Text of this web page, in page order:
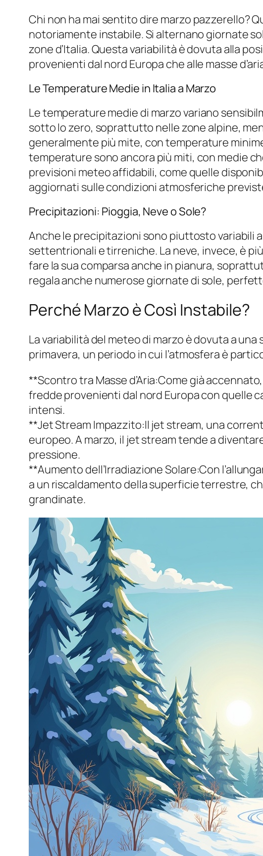
Chi non ha mai sentito dire marzo pazzerello?
notoriamente instabile. Si alternano giornate
zone d’Italia. Questa variabilità è dovuta alla
provenienti dal nord Europa che alle masse
Le Temperature Medie in Italia a Marzo
Le temperature medie di marzo variano
sotto lo zero, soprattutto nelle zone alpine,
generalmente più mite, con temperature
temperature sono ancora più miti, con medie
previsioni meteo affidabili, come quelle
aggiornati sulle condizioni atmosferiche
Precipitazioni: Pioggia, Neve o Sole?
Anche le precipitazioni sono piuttosto variabili
settentrionali e tirreniche. La neve, invece, è
fare la sua comparsa anche in pianura,
regala anche numerose giornate di sole,
Perché Marzo è Così Instabile?
La variabilità del meteo di marzo è dovuta a
primavera, un periodo in cui l’atmosfera è
**Scontro tra Masse d’Aria:Come già
fredde provenienti dal nord Europa con quelle
intensi.
**Jet Stream Impazzito:Il jet stream, una
europeo. A marzo, il jet stream tende a
pressione.
**Aumento dell’Irradiazione Solare:Con
a un riscaldamento della superficie terrestre,
grandinate.